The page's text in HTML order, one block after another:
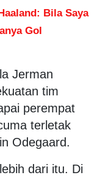
Bila Saya
Gol
Jerman
tim
perempat
terletak
Odegaard.
dari itu. Di